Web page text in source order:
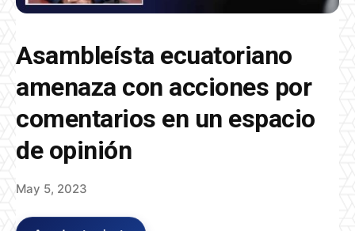
Asambleísta ecuatoriano
amenaza con acciones por
comentarios en un espacio
de opinión
May 5, 2023